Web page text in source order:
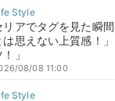
リアでタグを見た瞬
は思えない上質感！
」
08/08 11:00